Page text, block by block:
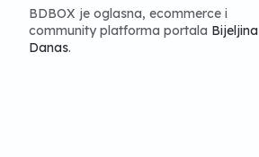
BDBOX je oglasna, ecommerce i
community platforma portala Bijeljina
Danas.